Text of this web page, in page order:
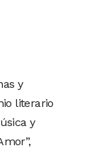
y
literario
y